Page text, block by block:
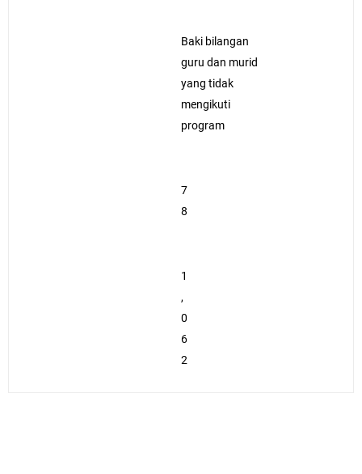
Baki bilangan
guru dan murid
yang tidak
mengikuti
program
7
8
1
,
0
6
2